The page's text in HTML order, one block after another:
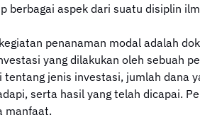
berbagai aspek dari suatu disiplin
penanaman modal adalah
yang dilakukan oleh sebuah
tentang jenis investasi, jumlah dana
serta hasil yang telah dicapai.
manfaat.